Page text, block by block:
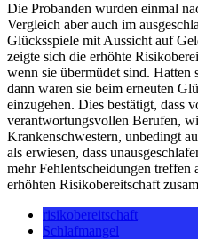
Die Probanden wurden einmal
Vergleich aber auch im
Glücksspiele mit Aussicht auf
zeigte sich die erhöhte
wenn sie übermüdet sind. Hatten
dann waren sie beim erneuten
einzugehen. Dies bestätigt, dass
verantwortungsvollen Berufen,
Krankenschwestern, unbedingt
als erwiesen, dass
mehr Fehlentscheidungen treffen
erhöhten Risikobereitschaft
risikobereitschaft
Schlafmangel